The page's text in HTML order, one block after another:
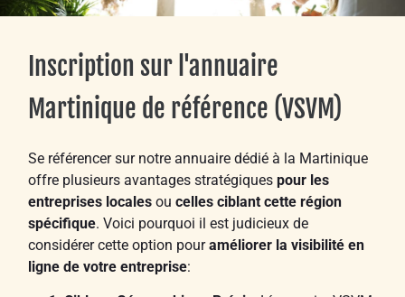
Inscription sur l'annuaire
Martinique de référence (VSVM)
Se référencer sur notre annuaire dédié à la Martinique
offre plusieurs avantages stratégiquespour les
entreprises locales oucelles ciblant cette région
spécifique. Voici pourquoi il est judicieux de
considérer cette option pouraméliorer la visibilité en
ligne de votre entreprise: